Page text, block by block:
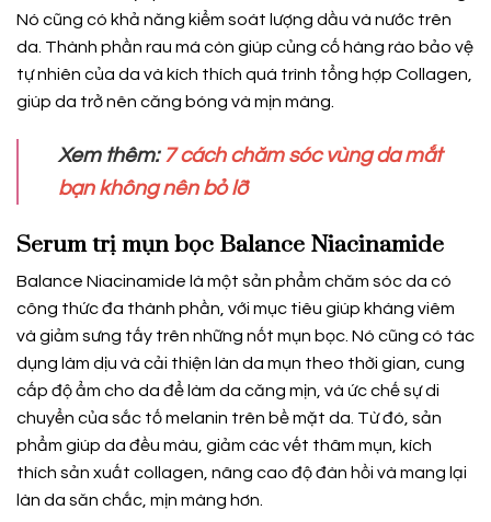
Nó cũng có khả năng kiểm soát lượng dầu và nước trên
da. Thành phần rau má còn giúp củng cố hàng rào bảo vệ
tự nhiên của da và kích thích quá trình tổng hợp Collagen,
giúp da trở nên căng bóng và mịn màng.
Xem thêm: 7 cách chăm sóc vùng da mắt
bạn không nên bỏ lỡ
Serum trị mụn bọc Balance Niacinamide
Balance Niacinamide là một sản phẩm chăm sóc da có
công thức đa thành phần, với mục tiêu giúp kháng viêm
và giảm sưng tấy trên những nốt mụn bọc. Nó cũng có tác
dụng làm dịu và cải thiện làn da mụn theo thời gian, cung
cấp độ ẩm cho da để làm da căng mịn, và ức chế sự di
chuyển của sắc tố melanin trên bề mặt da. Từ đó, sản
phẩm giúp da đều màu, giảm các vết thâm mụn, kích
thích sản xuất collagen, nâng cao độ đàn hồi và mang lại
làn da săn chắc, mịn màng hơn.